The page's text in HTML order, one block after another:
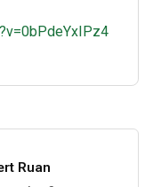
Ruan